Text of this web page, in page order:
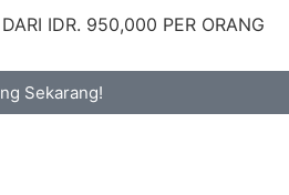
IDR. 950,000 PER ORANG
Sekarang!